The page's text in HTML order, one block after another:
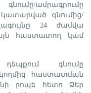
ամրագրումը
գնումից/
24 ժամվա
հաստատող կամ
գնումը
հաստատման
րոպե հետո Ձեր